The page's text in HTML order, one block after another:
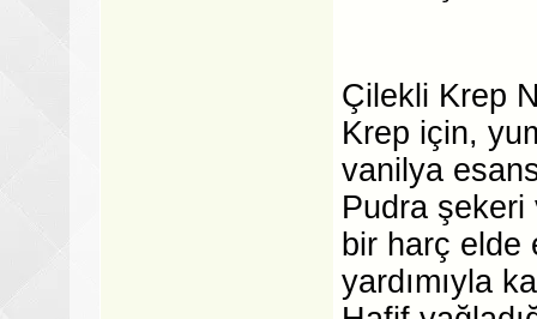
Çilekli Krep
Krep için,
vanilya
Pudra şekeri
bir harç elde
yardımıyla